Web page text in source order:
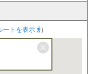
ートを表示 ）